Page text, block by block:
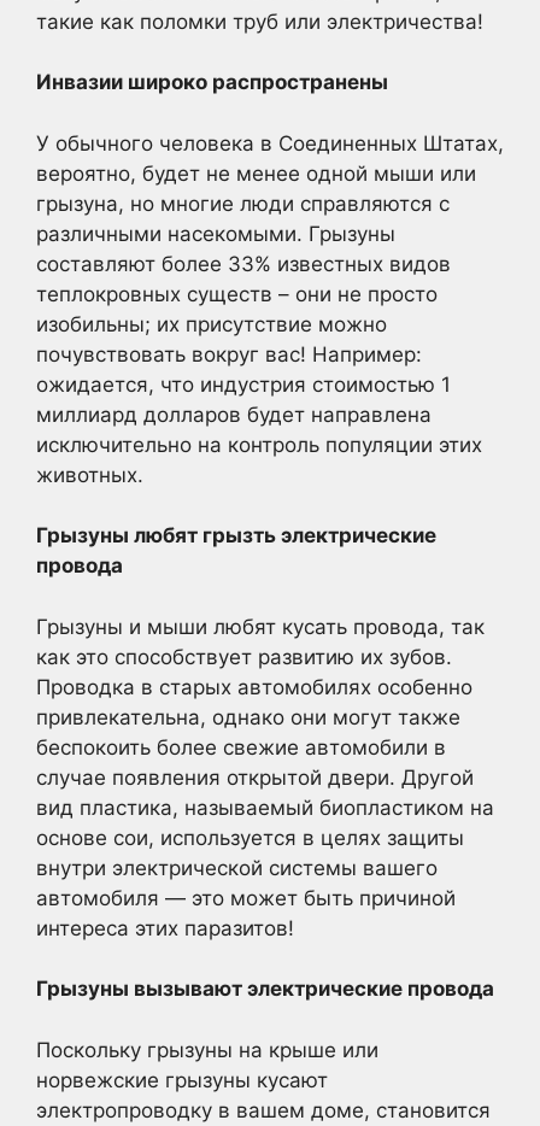
такие как поломки труб или электричества!
Инвазии широко распространены
У обычного человека в Соединенных Штатах,
вероятно, будет не менее одной мыши или
грызуна, но многие люди справляются с
различными насекомыми. Грызуны
составляют более 33% известных видов
теплокровных существ – они не просто
изобильны; их присутствие можно
почувствовать вокруг вас! Например:
ожидается, что индустрия стоимостью 1
миллиард долларов будет направлена
исключительно на контроль популяции этих
животных.
Грызуны любят грызть электрические
провода
Грызуны и мыши любят кусать провода, так
как это способствует развитию их зубов.
Проводка в старых автомобилях особенно
привлекательна, однако они могут также
беспокоить более свежие автомобили в
случае появления открытой двери. Другой
вид пластика, называемый биопластиком на
основе сои, используется в целях защиты
внутри электрической системы вашего
автомобиля — это может быть причиной
интереса этих паразитов!
Грызуны вызывают электрические провода
Поскольку грызуны на крыше или
норвежские грызуны кусают
электропроводку в вашем доме, становится